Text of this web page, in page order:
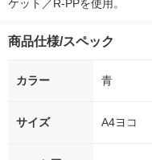
ケット／R-PPを使用。
商品仕様/スペック
カラー 青
サイズ A4ヨコ